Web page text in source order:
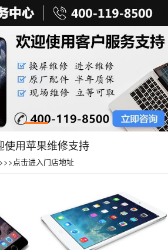
使用苹果维修支持
>>>点击进入门店地址